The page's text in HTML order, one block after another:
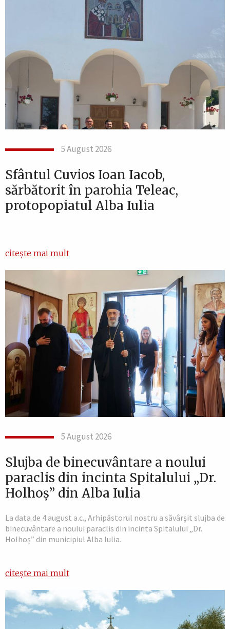
5 August 2026
Sfântul Cuvios Ioan Iacob,
sărbătorit în parohia Teleac,
protopopiatul Alba Iulia
citește mai mult
5 August 2026
Slujba de binecuvântare a noului
paraclis din incinta Spitalului „Dr.
Holhoș” din Alba Iulia
La data de 4 august a.c., Arhipăstorul nostru a săvârșit slujba de
binecuvântare a noului paraclis din incinta Spitalului „Dr.
Holhoș” din municipiul Alba Iulia.
citește mai mult